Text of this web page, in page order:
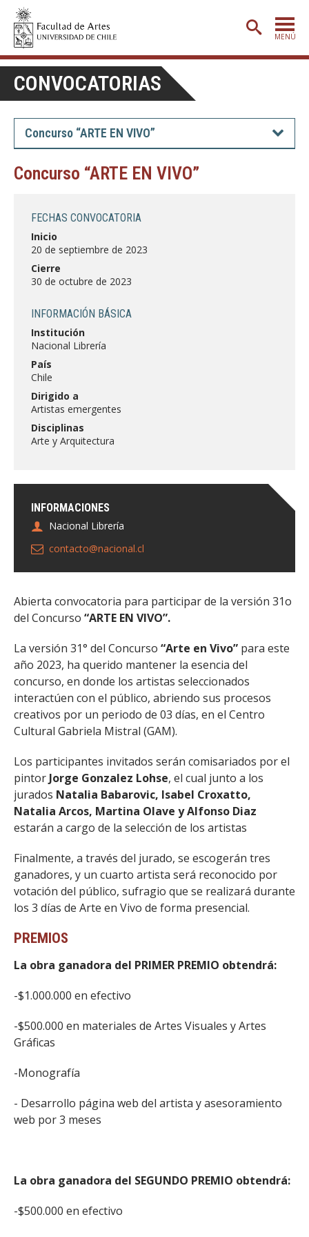
MENÚ
PORTADA
ADMISIÓN
ETAPA BÁSICA
CARRERAS
POSTGRADO
DEPARTAMENTOS
FACULTAD
Estudiantes
Académicas/os
CONVOCATORIAS
Concurso “ARTE EN VIVO”
Concurso “ARTE EN VIVO”
INFORMACIONES
Nacional Librería
contacto@nacional.cl
FECHAS CONVOCATORIA
Inicio
20 de septiembre de 2023
Cierre
30 de octubre de 2023
INFORMACIÓN BÁSICA
Institución
Nacional Librería
País
Chile
Dirigido a
Artistas emergentes
Disciplinas
Arte y Arquitectura
Abierta convocatoria para participar de la versión 31o
del Concurso “ARTE EN VIVO”.
La versión 31° del Concurso “Arte en Vivo” para este
año 2023, ha querido mantener la esencia del
concurso, en donde los artistas seleccionados
interactúen con el público, abriendo sus procesos
creativos por un periodo de 03 días, en el Centro
Cultural Gabriela Mistral (GAM).
Los participantes invitados serán comisariados por el
pintor Jorge Gonzalez Lohse, el cual junto a los
jurados Natalia Babarovic, Isabel Croxatto,
Natalia Arcos, Martina Olave y Alfonso Diaz
estarán a cargo de la selección de los artistas
Finalmente, a través del jurado, se escogerán tres
ganadores, y un cuarto artista será reconocido por
votación del público, sufragio que se realizará durante
los 3 días de Arte en Vivo de forma presencial.
PREMIOS
La obra ganadora del PRIMER PREMIO obtendrá:
-$1.000.000 en efectivo
-$500.000 en materiales de Artes Visuales y Artes
Gráficas
-Monografía
- Desarrollo página web del artista y asesoramiento
web por 3 meses
La obra ganadora del SEGUNDO PREMIO obtendrá:
-$500.000 en efectivo